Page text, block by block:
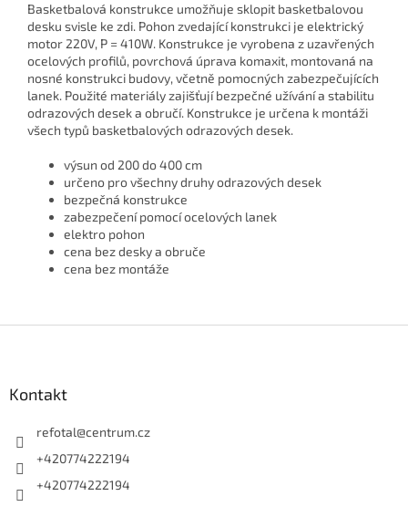
Basketbalová konstrukce umožňuje sklopit basketbalovou
desku svisle ke zdi. Pohon zvedající konstrukci je elektrický
motor 220V, P = 410W. Konstrukce je vyrobena z uzavřených
ocelových profilů, povrchová úprava komaxit, montovaná na
nosné konstrukci budovy, včetně pomocných zabezpečujících
lanek. Použité materiály zajišťují bezpečné užívání a stabilitu
odrazových desek a obručí. Konstrukce je určena k montáži
všech typů basketbalových odrazových desek.
výsun od 200 do 400 cm
určeno pro všechny druhy odrazových desek
bezpečná konstrukce
zabezpečení pomocí ocelových lanek
elektro pohon
cena bez desky a obruče
cena bez montáže
Kontakt
refotal@centrum.cz
+420774222194
+420774222194